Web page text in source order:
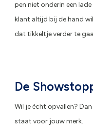
pen niet onderin een
klant altijd bij de hand
dat tikkeltje verder te
De
Wil je écht opvallen?
staat voor jouw merk.